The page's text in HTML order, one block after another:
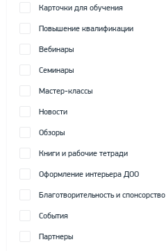
Карточки для обучения
Повышение квалификации
Вебинары
Семинары
Мастер-классы
Новости
Обзоры
Книги и рабочие тетради
Оформление интерьера ДОО
Благотворительность и спонсорство
События
Партнеры